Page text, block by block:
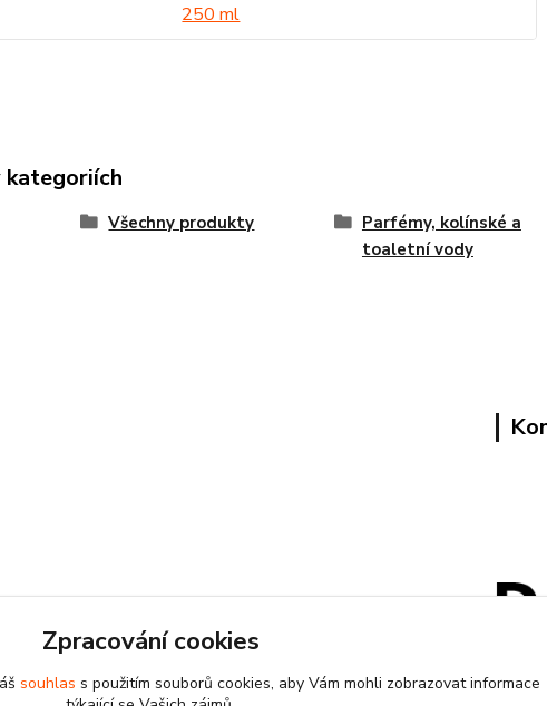
250 ml
kategoriích
Všechny produkty
Parfémy, kolínské a
toaletní vody
Zpracování cookies
souhlas s použitím souborů cookies, aby Vám mohli zobrazovat informace